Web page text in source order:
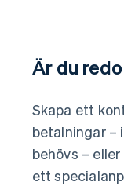
Är du
Skapa ett
betalningar –
behövs –
ett
Français Deutsch
Malta
English
Mexiko
Español English